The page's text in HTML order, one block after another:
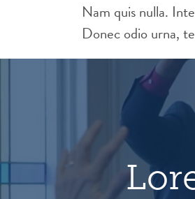
Nam quis nulla.
Donec odio urna,